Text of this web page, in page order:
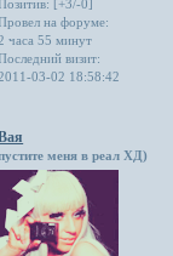
[+3/-0]
на форуме:
часа 55 минут
визит:
03-02 18:58:42
меня в реал ХД)